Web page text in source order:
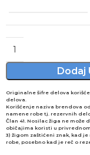
Dodaj
Alternative:
Originalne šifre delova
delova.
Korišćenje naziva brendova
namene robe tj. rezervnih
Član 41. Nosilac žiga ne
običajima koristi u
3) žigom zaštićeni znak, kad
robe, posebno kad je reč o